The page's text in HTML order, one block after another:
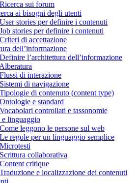
sui forum
ai bisogni degli utenti
stories per definire i contenuti
stories per definire i contenuti
di accettazione
dell’informazione
l’architettura dell’informazione
di interazione
di navigazione
di contenuto (content type)
e standard
controllati e tassonomie
e linguaggio
leggono le persone sul web
regole per un linguaggio semplice
collaborativa
critique
e localizzazione dei contenuti